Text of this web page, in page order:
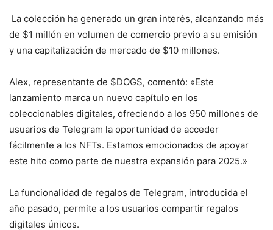
La colección ha generado un gran interés, alcanzando más
de $1 millón en volumen de comercio previo a su emisión
y una capitalización de mercado de $10 millones.
Alex, representante de $DOGS, comentó: «Este
lanzamiento marca un nuevo capítulo en los
coleccionables digitales, ofreciendo a los 950 millones de
usuarios de Telegram la oportunidad de acceder
fácilmente a los NFTs. Estamos emocionados de apoyar
este hito como parte de nuestra expansión para 2025.»
La funcionalidad de regalos de Telegram, introducida el
año pasado, permite a los usuarios compartir regalos
digitales únicos.